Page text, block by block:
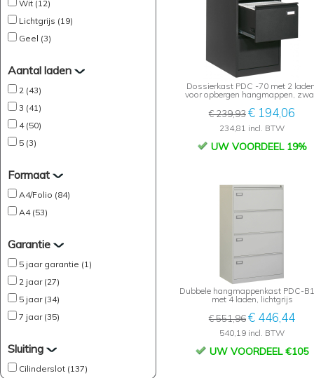
Wit (12)
Lichtgrijs (19)
Geel (3)
Aantal laden
2 (43)
3 (41)
4 (50)
5 (3)
Formaat
A4/Folio (84)
A4 (53)
Garantie
5 jaar garantie (1)
2 jaar (27)
5 jaar (34)
7 jaar (35)
Sluiting
Cilinderslot (137)
Dossierkast PDC -70 met 2
voor opbergen hangmappen,
€ 239,93€ 194,06
234,81 incl. BTW
UW VOORDEEL 19%
Dubbele hangmappenkast PDC-
met 4 laden, lichtgrijs
€ 551,96€ 446,44
540,19 incl. BTW
UW VOORDEEL €105